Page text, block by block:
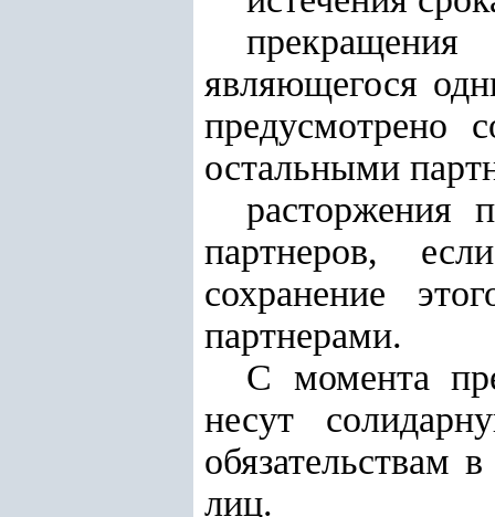
являющегося
предусмотрено
остальными
расторжения
партнеров,
сохранение
партнерами.
С момента
несут
обязательствам
лиц.